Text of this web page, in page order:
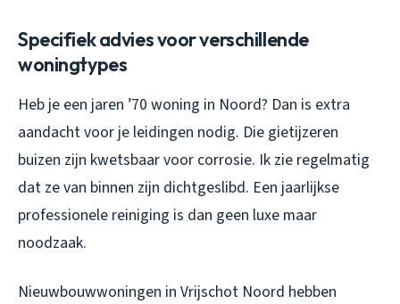
Specifiek advies voor verschillende
woningtypes
Heb je een jaren ’70 woning in Noord? Dan is extra
aandacht voor je leidingen nodig. Die gietijzeren
buizen zijn kwetsbaar voor corrosie. Ik zie regelmatig
dat ze van binnen zijn dichtgeslibd. Een jaarlijkse
professionele reiniging is dan geen luxe maar
noodzaak.
Nieuwbouwwoningen in Vrijschot Noord hebben